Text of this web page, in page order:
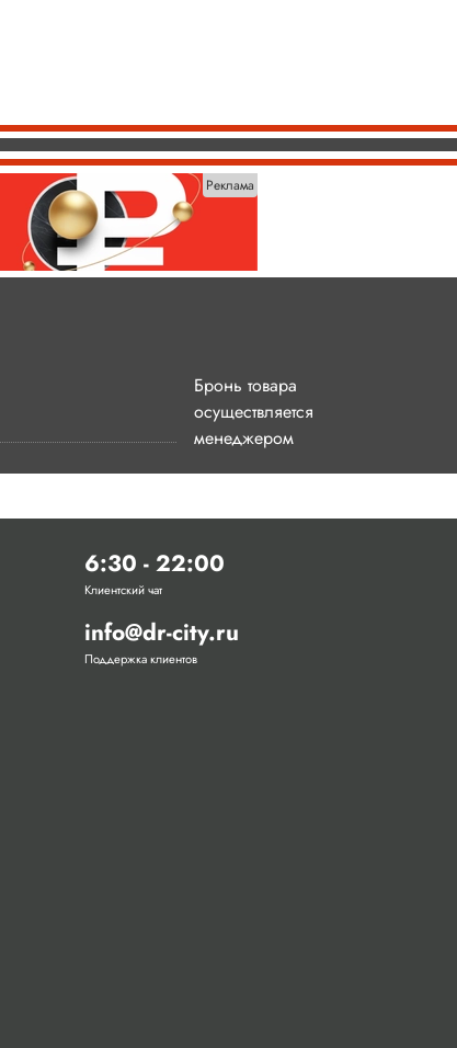
Реклама
Бронь товара
осуществляется
менеджером
6:30 - 22:00
Клиентский чат
info@dr-city.ru
Поддержка клиентов